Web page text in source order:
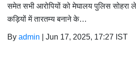
समेत सभी आरोपियों को मेघालय पुलिस सोहरा
कड़ियों में तारतम्य बनाने के…
By admin Jun 17, 2025, 17:27 IST